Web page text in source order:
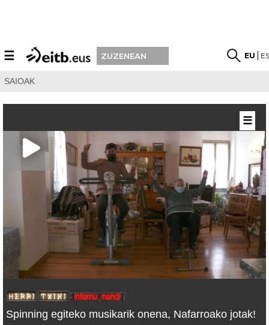
☰ ZUZENEAN EU
SAIOAK
Spinning egiteko musikarik onena, Nafarroako jotak!
☰